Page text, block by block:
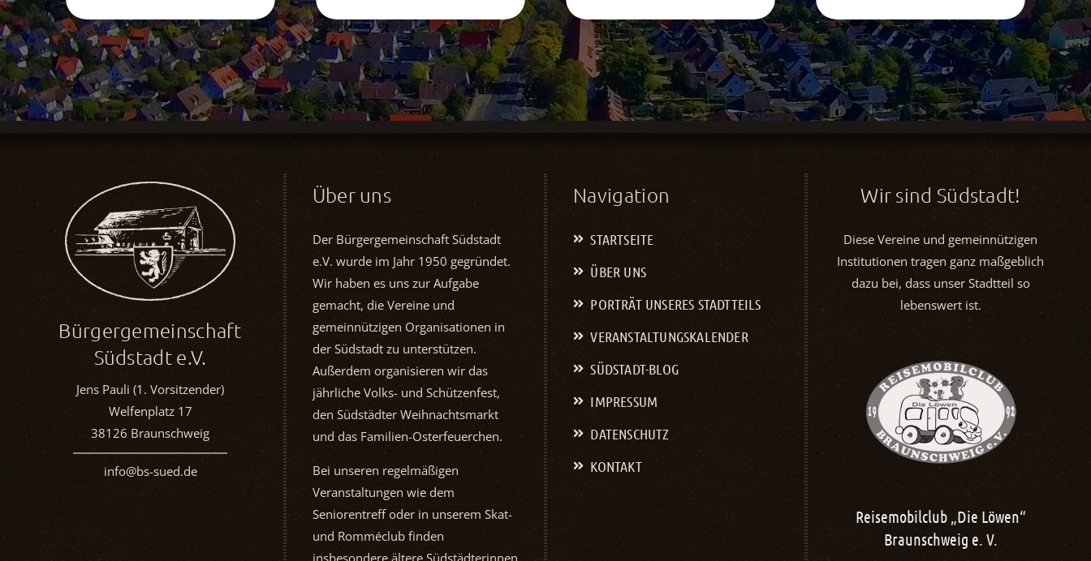
Bürgergemeinschaft
Südstadt e.V.
Jens Pauli (1. Vorsitzender)
Welfenplatz 17
38126 Braunschweig
info@bs-sued.de
Über uns
Der Bürgergemeinschaft Südstadt
e.V. wurde im Jahr 1950 gegründet.
Wir haben es uns zur Aufgabe
gemacht, die Vereine und
gemeinnützigen Organisationen in
der Südstadt zu unterstützen.
Außerdem organisieren wir das
jährliche Volks- und Schützenfest,
den Südstädter Weihnachtsmarkt
und das Familien-Osterfeuerchen.
Bei unseren regelmäßigen
Veranstaltungen wie dem
Seniorentreff oder in unserem Skat-
und Romméclub finden
Navigation
STARTSEITE
ÜBER UNS
PORTRÄT UNSERES STADTTEILS
VERANSTALTUNGS­KALENDER
SÜDSTADT-BLOG
IMPRESSUM
DATENSCHUTZ
KONTAKT
Wir sind Südstadt!
Diese Vereine und gemeinnützigen
Institutionen tragen ganz maßgeblich
dazu bei, dass unser Stadtteil so
lebenswert ist.
Reisemobilclub „Die Löwen“
Braunschweig e. V.
Kolpingsfamilie Süd